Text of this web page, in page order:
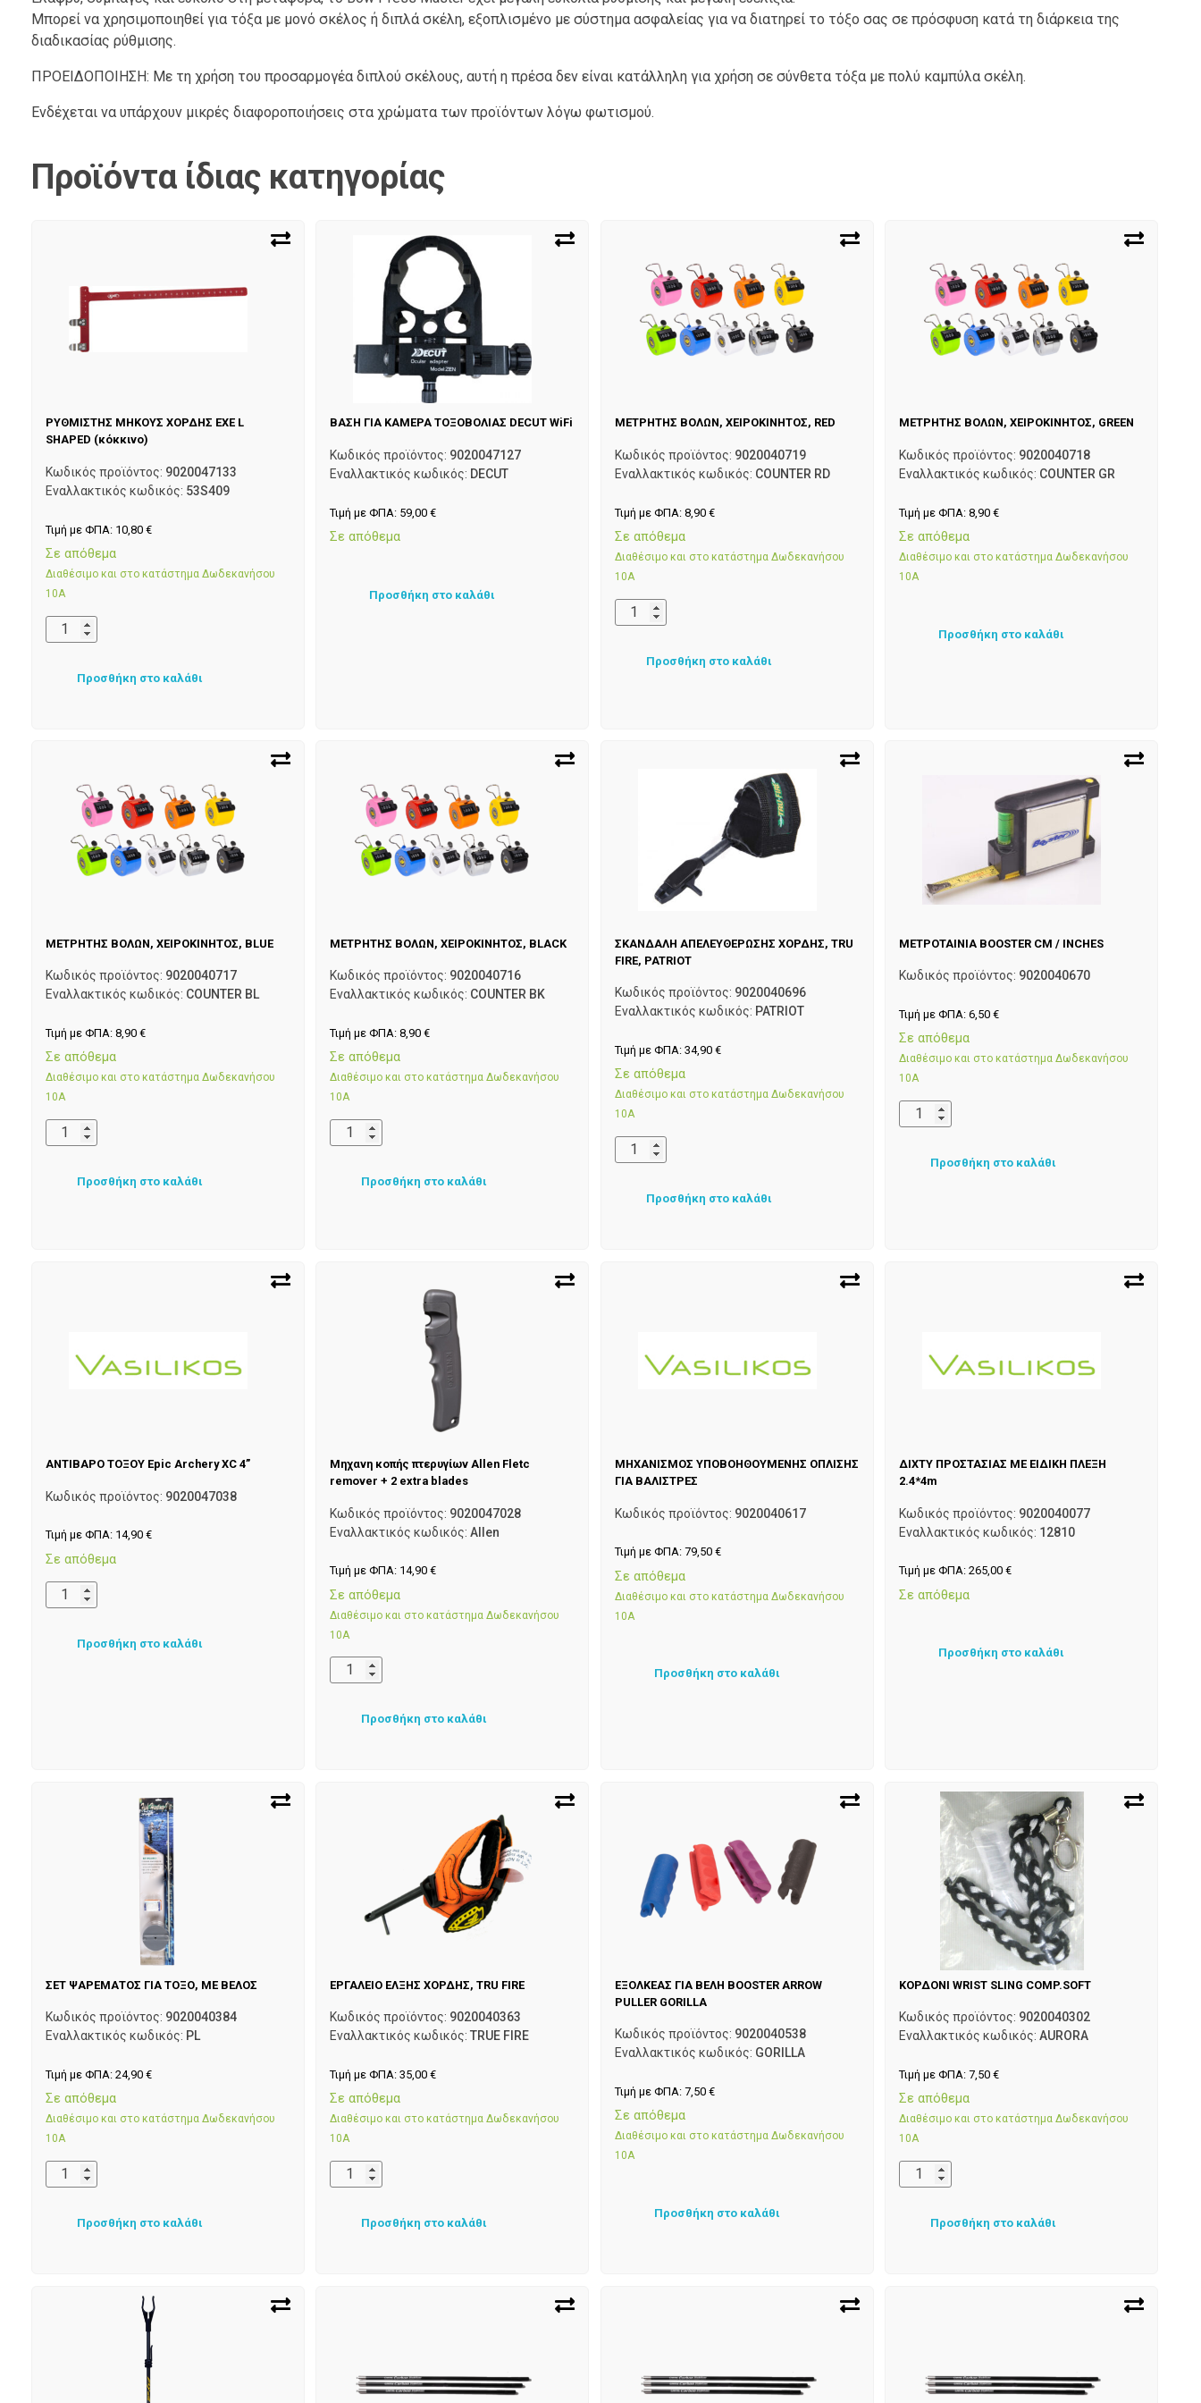
Μπορεί να χρησιμοποιηθεί για τόξα με μονό σκέλος ή διπλά σκέλη, εξοπλισμένο με σύστημα ασφαλείας για να διατηρεί το τόξο σας σε πρόσφυση κατά τη διάρκεια της
διαδικασίας ρύθμισης.
ΠΡΟΕΙΔΟΠΟΙΗΣΗ: Με τη χρήση του προσαρμογέα διπλού σκέλους, αυτή η πρέσα δεν είναι κατάλληλη για χρήση σε σύνθετα τόξα με πολύ καμπύλα σκέλη.
Ενδέχεται να υπάρχουν μικρές διαφοροποιήσεις στα χρώματα των προϊόντων λόγω φωτισμού.
Προϊόντα ίδιας κατηγορίας
ΡΥΘΜΙΣΤΗΣ ΜΗΚΟΥΣ ΧΟΡΔΗΣ EXE L
SHAPED (κόκκινο)
Κωδικός προϊόντος: 9020047133
Εναλλακτικός κωδικός: 53S409
Τιμή με ΦΠΑ: 10,80 €
Σε απόθεμα
Διαθέσιμο και στο κατάστημα Δωδεκανήσου
10Α
Προσθήκη στο καλάθι
ΒΑΣΗ ΓΙΑ ΚΑΜΕΡΑ ΤΟΞΟΒΟΛΙΑΣ DECUT WiFi
Κωδικός προϊόντος: 9020047127
Εναλλακτικός κωδικός: DECUT
Τιμή με ΦΠΑ: 59,00€
Σε απόθεμα
Προσθήκη στο καλάθι
ΜΕΤΡΗΤΗΣ ΒΟΛΩΝ, ΧΕΙΡΟΚΙΝΗΤΟΣ, RED
Κωδικός προϊόντος: 9020040719
Εναλλακτικός κωδικός: COUNTER RD
Τιμή με ΦΠΑ: 8,90 €
Σε απόθεμα
Διαθέσιμο και στο κατάστημα Δωδεκανήσου
10Α
Προσθήκη στο καλάθι
ΜΕΤΡΗΤΗΣ ΒΟΛΩΝ, ΧΕΙΡΟΚΙΝΗΤΟΣ, GREEN
Κωδικός προϊόντος: 9020040718
Εναλλακτικός κωδικός: COUNTER GR
Τιμή με ΦΠΑ:8,90€
Σε απόθεμα
Διαθέσιμο και στο κατάστημα Δωδεκανήσου
10Α
Προσθήκη στο καλάθι
ΜΕΤΡΗΤΗΣ ΒΟΛΩΝ, ΧΕΙΡΟΚΙΝΗΤΟΣ, BLUE
Κωδικός προϊόντος: 9020040717
Εναλλακτικός κωδικός: COUNTER BL
Τιμή με ΦΠΑ: 8,90 €
Σε απόθεμα
Διαθέσιμο και στο κατάστημα Δωδεκανήσου
10Α
Προσθήκη στο καλάθι
ΜΕΤΡΗΤΗΣ ΒΟΛΩΝ, ΧΕΙΡΟΚΙΝΗΤΟΣ, BLACK
Κωδικός προϊόντος: 9020040716
Εναλλακτικός κωδικός: COUNTER BK
Τιμή με ΦΠΑ:8,90€
Σε απόθεμα
Διαθέσιμο και στο κατάστημα Δωδεκανήσου
10Α
Προσθήκη στο καλάθι
ΣΚΑΝΔΑΛΗ ΑΠΕΛΕΥΘΕΡΩΣΗΣ ΧΟΡΔΗΣ, TRU
FIRE, PATRIOT
Κωδικός προϊόντος: 9020040696
Εναλλακτικός κωδικός: PATRIOT
Τιμή με ΦΠΑ: 34,90 €
Σε απόθεμα
Διαθέσιμο και στο κατάστημα Δωδεκανήσου
10Α
Προσθήκη στο καλάθι
ΜΕΤΡΟΤΑΙΝΙΑ BOOSTER CM / INCHES
Κωδικός προϊόντος: 9020040670
Τιμή με ΦΠΑ:6,50€
Σε απόθεμα
Διαθέσιμο και στο κατάστημα Δωδεκανήσου
10Α
Προσθήκη στο καλάθι
ΑΝΤΙΒΑΡΟ ΤΟΞΟΥ Epic Archery XC 4”
Κωδικός προϊόντος: 9020047038
Τιμή με ΦΠΑ: 14,90 €
Σε απόθεμα
Προσθήκη στο καλάθι
Μηχανη κοπής πτερυγίων Allen Fletc
remover + 2 extra blades
Κωδικός προϊόντος: 9020047028
Εναλλακτικός κωδικός:Allen
Τιμή με ΦΠΑ: 14,90€
Σε απόθεμα
Διαθέσιμο και στο κατάστημα Δωδεκανήσου
10Α
Προσθήκη στο καλάθι
ΜΗΧΑΝΙΣΜΟΣ ΥΠΟΒΟΗΘΟΥΜΕΝΗΣ ΟΠΛΙΣΗΣ
ΓΙΑ ΒΑΛΙΣΤΡΕΣ
Κωδικός προϊόντος: 9020040617
Τιμή με ΦΠΑ: 79,50 €
Σε απόθεμα
Διαθέσιμο και στο κατάστημα Δωδεκανήσου
10Α
Προσθήκη στο καλάθι
ΔΙΧΤΥ ΠΡΟΣΤΑΣΙΑΣ ΜΕ ΕΙΔΙΚΗ ΠΛΕΞΗ
2.4*4m
Κωδικός προϊόντος: 9020040077
Εναλλακτικός κωδικός: 12810
Τιμή με ΦΠΑ:265,00€
Σε απόθεμα
Προσθήκη στο καλάθι
ΣΕΤ ΨΑΡΕΜΑΤΟΣ ΓΙΑ ΤΟΞΟ, ΜΕ ΒΕΛΟΣ
Κωδικός προϊόντος: 9020040384
Εναλλακτικός κωδικός: PL
Τιμή με ΦΠΑ: 24,90 €
Σε απόθεμα
Διαθέσιμο και στο κατάστημα Δωδεκανήσου
10Α
Προσθήκη στο καλάθι
ΕΡΓΑΛΕΙΟ ΕΛΞΗΣ ΧΟΡΔΗΣ, TRU FIRE
Κωδικός προϊόντος: 9020040363
Εναλλακτικός κωδικός:TRUE FIRE
Τιμή με ΦΠΑ:35,00€
Σε απόθεμα
Διαθέσιμο και στο κατάστημα Δωδεκανήσου
10Α
Προσθήκη στο καλάθι
ΕΞΟΛΚΕΑΣ ΓΙΑ ΒΕΛΗ BOOSTER ARROW
PULLER GORILLA
Κωδικός προϊόντος: 9020040538
Εναλλακτικός κωδικός: GORILLA
Τιμή με ΦΠΑ: 7,50 €
Σε απόθεμα
Διαθέσιμο και στο κατάστημα Δωδεκανήσου
10Α
Προσθήκη στο καλάθι
ΚΟΡΔΟΝΙ WRIST SLING COMP.SOFT
Κωδικός προϊόντος: 9020040302
Εναλλακτικός κωδικός:AURORA
Τιμή με ΦΠΑ:7,50€
Σε απόθεμα
Διαθέσιμο και στο κατάστημα Δωδεκανήσου
10Α
Προσθήκη στο καλάθι